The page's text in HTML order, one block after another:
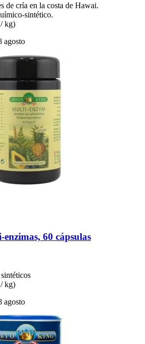
de cría en la costa de Hawai.
sintético.
kg)
agosto
60 cápsulas
kg)
agosto